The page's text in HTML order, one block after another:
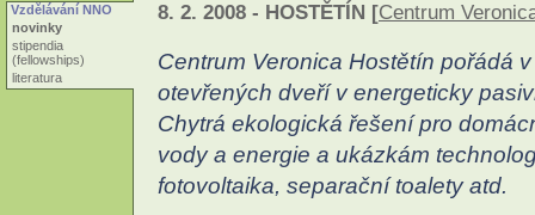
Vzdělávání NNO
novinky
stipendia
(fellowships)
literatura
8. 2. 2008 - HOSTĚTÍN [Centrum
Centrum Veronica Hostětín pořádá
otevřených dveří v energeticky
Chytrá ekologická řešení pro
vody a energie a ukázkám
fotovoltaika, separační toalety atd.